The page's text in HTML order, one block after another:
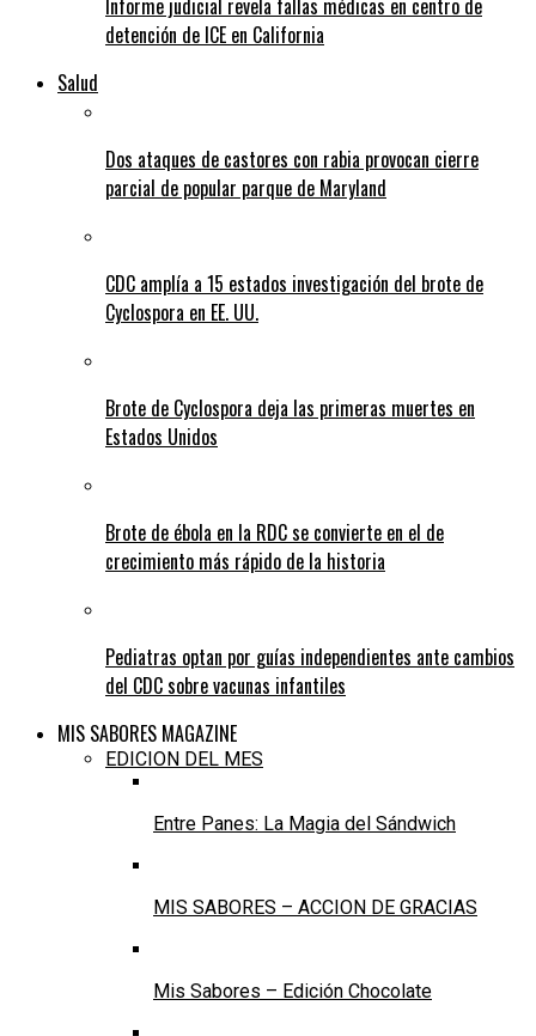
Informe judicial revela fallas médicas en centro de
detención de ICE en California
Salud
Dos ataques de castores con rabia provocan cierre
parcial de popular parque de Maryland
CDC amplía a 15 estados investigación del brote de
Cyclospora en EE. UU.
Brote de Cyclospora deja las primeras muertes en
Estados Unidos
Brote de ébola en la RDC se convierte en el de
crecimiento más rápido de la historia
Pediatras optan por guías independientes ante cambios
del CDC sobre vacunas infantiles
MIS SABORES MAGAZINE
EDICION DEL MES
Entre Panes: La Magia del Sándwich
MIS SABORES – ACCION DE GRACIAS
Mis Sabores – Edición Chocolate